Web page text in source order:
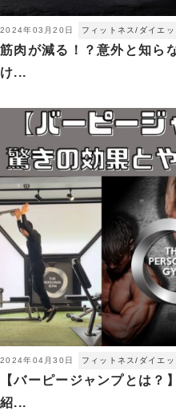
2024年03月20日 フィットネス/ダイエッ
筋肉が減る！？意外と知ら
け...
2024年04月30日 フィットネス/ダイエッ
【バーピージャンプとは？
紹...